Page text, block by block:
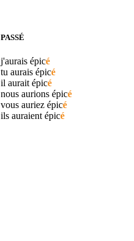
PASSÉ
j'aurais épicé
tu aurais épicé
il aurait épicé
nous aurions épicé
vous auriez épicé
ils auraient épicé